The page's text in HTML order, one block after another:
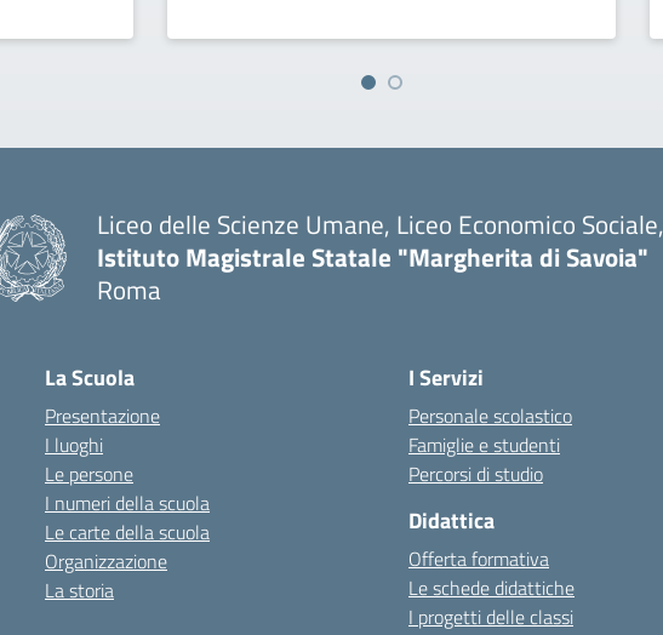
Liceo delle Scienze Umane, Liceo Economico
Istituto Magistrale Statale "Margherita di Savoia"
Roma
La Scuola
Presentazione
I luoghi
Le persone
I numeri della scuola
Le carte della scuola
Organizzazione
La storia
I Servizi
Personale scolastico
Famiglie e studenti
Percorsi di studio
Didattica
Offerta formativa
Le schede didattiche
I progetti delle classi